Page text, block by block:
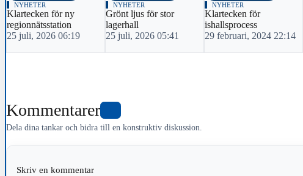
NYHETER
Klartecken för ny
regionnätsstation
25 juli, 2026 06:19
NYHETER
Grönt ljus för stor
lagerhall
25 juli, 2026 05:41
NYHETER
Klartecken för
ishallsprocess
29 februari, 2024 22:14
Kommentarer
Dela dina tankar och bidra till en konstruktiv diskussion.
Skriv en kommentar